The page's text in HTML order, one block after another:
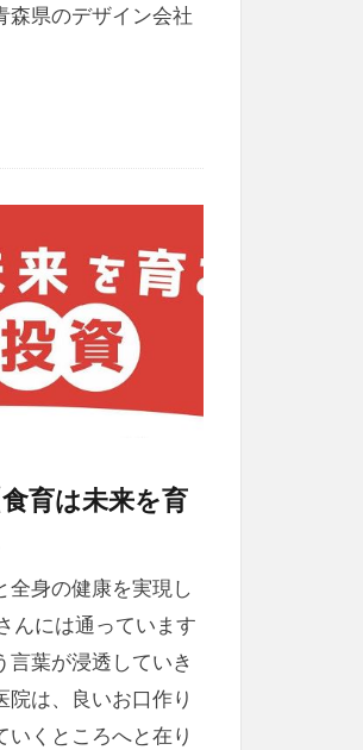
森県のデザイン会社
育は未来を育
全身の健康を実現し
んには通っています
葉が浸透していき
院は、良いお口作り
いくところへと在り